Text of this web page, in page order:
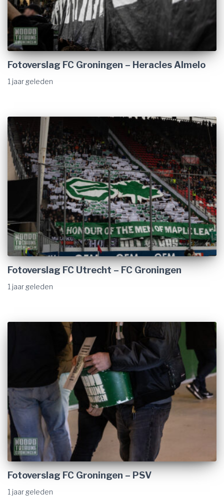
Fotoverslag FC Groningen – Heracles Almelo
1 jaar geleden
Fotoverslag FC Utrecht – FC Groningen
1 jaar geleden
Fotoverslag FC Groningen – PSV
1 jaar geleden